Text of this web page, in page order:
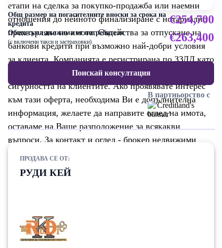
етапи на сделка за покупко-продажба или наемни
отношения до нейното финализиране с нотариално
прехвърляне на имота. Съдейства за отпускане на
банкови кредити при възможно най-добри условия
за клиента. Компанията е регистрирана по ЗЗЛД като
администратор на лични данни, което гарантира
сигурността на клиентите. Ако проявявате интерес
към тази оферта, необходима Ви е допълнителна
информация, желаете да направите оглед на имота,
оставаме на Ваше разположение за всякакви
въпроси. За контакт и оглед - брокер недвижими
Общ размер на погасителните вноски за срока на
кредита
€254,700
Обща сума дължима от потребителя
(с включени такси и застраховки) €263,400
Поискай консултация
В партньорство с
ПРОДАВА СЕ ОТ:
РУДИ КЕЙ